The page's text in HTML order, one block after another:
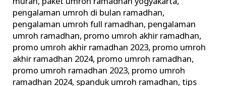
pengalaman umroh di bulan ramadhan,
pengalaman umroh full ramadhan, pengalaman
umroh ramadhan, promo umroh akhir ramadhan,
promo umroh akhir ramadhan 2023, promo umroh
akhir ramadhan 2024, promo umroh ramadhan,
promo umroh ramadhan 2023, promo umroh
ramadhan 2024, spanduk umroh ramadhan,tips